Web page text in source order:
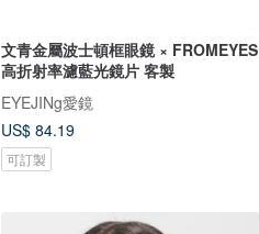
文青金屬波士頓框眼鏡 × FROMEYES
高折射率濾藍光鏡片 客製
EYEJINg愛鏡
US$ 84.19
可訂製